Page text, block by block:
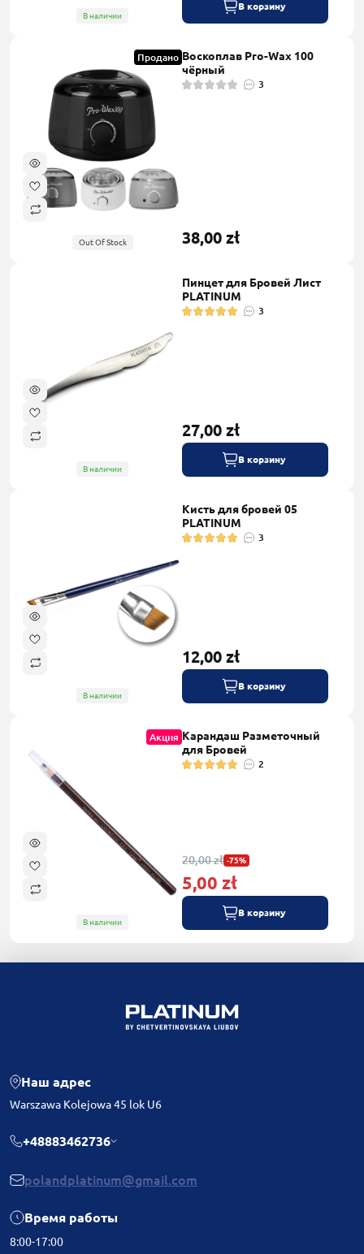
В наличии
В корзину
Продано
Out Of Stock
Воскоплав Pro-Wax 100
чёрный
3
38,00 zł
В наличии
Пинцет для Бровей Лист
PLATINUM
3
27,00 zł
В корзину
В наличии
Кисть для бровей 05
PLATINUM
3
12,00 zł
В корзину
Акция
В наличии
Карандаш Разметочный
для Бровей
2
20,00 zł -75%
5,00 zł
В корзину
Наш адрес
Warszawa Kolejowa 45 lok U6
+48883462736
polandplatinum@gmail.com
Время работы
8:00-17:00